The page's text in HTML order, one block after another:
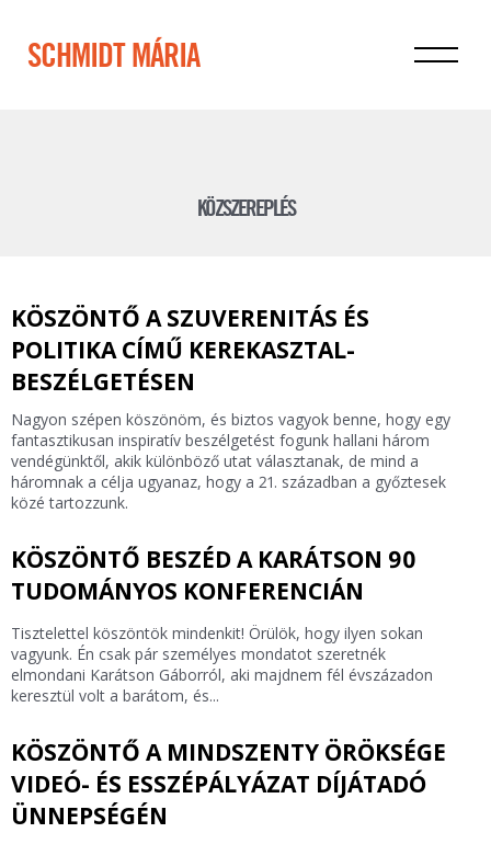
SCHMIDT MÁRIA
KÖZSZEREPLÉS
KÖSZÖNTŐ A SZUVERENITÁS ÉS
POLITIKA CÍMŰ KEREKASZTAL-
BESZÉLGETÉSEN
Nagyon szépen köszönöm, és biztos vagyok benne, hogy egy
fantasztikusan inspiratív beszélgetést fogunk hallani három
vendégünktől, akik különböző utat választanak, de mind a
háromnak a célja ugyanaz, hogy a 21. században a győztesek
közé tartozzunk.
KÖSZÖNTŐ BESZÉD A KARÁTSON 90
TUDOMÁNYOS KONFERENCIÁN
Tisztelettel köszöntök mindenkit! Örülök, hogy ilyen sokan
vagyunk. Én csak pár személyes mondatot szeretnék
elmondani Karátson Gáborról, aki majdnem fél évszázadon
keresztül volt a barátom, és...
KÖSZÖNTŐ A MINDSZENTY ÖRÖKSÉGE
VIDEÓ- ÉS ESSZÉPÁLYÁZAT DÍJÁTADÓ
ÜNNEPSÉGÉN